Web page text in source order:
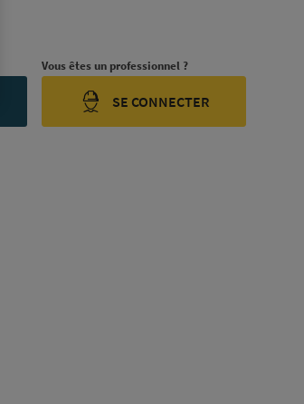
Vous êtes un professionnel ?
SE CONNECTER